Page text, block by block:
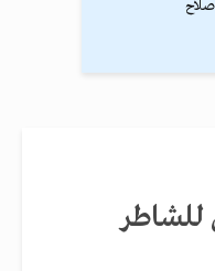
للشاطر